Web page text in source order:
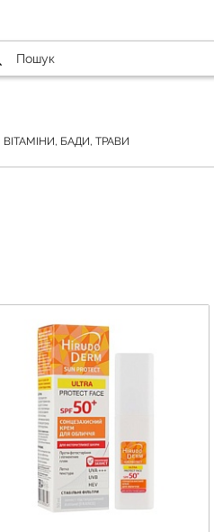
ВІТАМІНИ, БАДИ, ТРАВИ